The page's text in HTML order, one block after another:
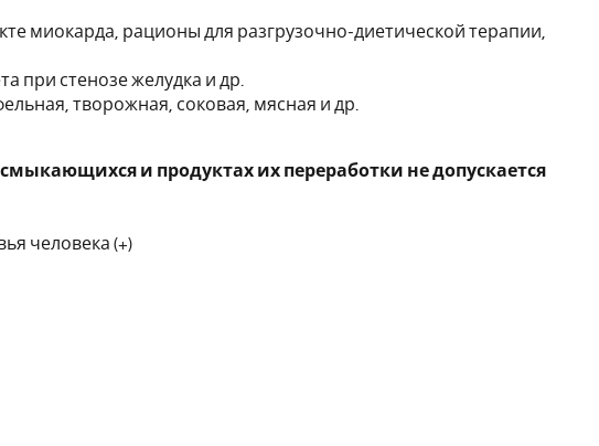
миокарда, рационы для разгрузочно-диетической терапии,
при стенозе желудка и др.
творожная, соковая, мясная и др.
и продуктах их переработки не допускается
человека (+)